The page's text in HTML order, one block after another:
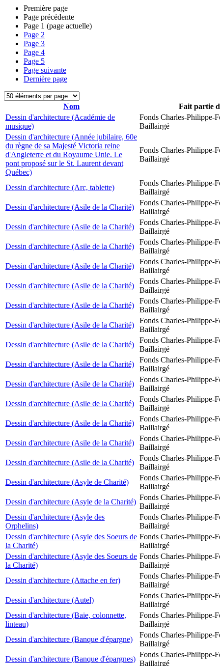
Première page
Page précédente
Page 1 (page actuelle)
Page 2
Page 3
Page 4
Page 5
Page suivante
Dernière page
Nom
Fait partie
Dessin d'architecture (Académie de
musique)
Fonds Charles-Philippe-
Baillairgé
Dessin d'architecture (Année jubilaire, 60e
du règne de sa Majesté Victoria reine
d'Angleterre et du Royaume Unie. Le
pont proposé sur le St. Laurent devant
Québec)
Fonds Charles-Philippe-
Baillairgé
Dessin d'architecture (Arc, tablette)
Fonds Charles-Philippe-
Baillairgé
Dessin d'architecture (Asile de la Charité)
Fonds Charles-Philippe-
Baillairgé
Dessin d'architecture (Asile de la Charité)
Fonds Charles-Philippe-
Baillairgé
Dessin d'architecture (Asile de la Charité)
Fonds Charles-Philippe-
Baillairgé
Dessin d'architecture (Asile de la Charité)
Fonds Charles-Philippe-
Baillairgé
Dessin d'architecture (Asile de la Charité)
Fonds Charles-Philippe-
Baillairgé
Dessin d'architecture (Asile de la Charité)
Fonds Charles-Philippe-
Baillairgé
Dessin d'architecture (Asile de la Charité)
Fonds Charles-Philippe-
Baillairgé
Dessin d'architecture (Asile de la Charité)
Fonds Charles-Philippe-
Baillairgé
Dessin d'architecture (Asile de la Charité)
Fonds Charles-Philippe-
Baillairgé
Dessin d'architecture (Asile de la Charité)
Fonds Charles-Philippe-
Baillairgé
Dessin d'architecture (Asile de la Charité)
Fonds Charles-Philippe-
Baillairgé
Dessin d'architecture (Asile de la Charité)
Fonds Charles-Philippe-
Baillairgé
Dessin d'architecture (Asile de la Charité)
Fonds Charles-Philippe-
Baillairgé
Dessin d'architecture (Asile de la Charité)
Fonds Charles-Philippe-
Baillairgé
Dessin d'architecture (Asyle de Charité)
Fonds Charles-Philippe-
Baillairgé
Dessin d'architecture (Asyle de la Charité)
Fonds Charles-Philippe-
Baillairgé
Dessin d'architecture (Asyle des
Orphelins)
Fonds Charles-Philippe-
Baillairgé
Dessin d'architecture (Asyle des Soeurs de
la Charité)
Fonds Charles-Philippe-
Baillairgé
Dessin d'architecture (Asyle des Soeurs de
la Charité)
Fonds Charles-Philippe-
Baillairgé
Dessin d'architecture (Attache en fer)
Fonds Charles-Philippe-
Baillairgé
Dessin d'architecture (Autel)
Fonds Charles-Philippe-
Baillairgé
Dessin d'architecture (Baie, colonnette,
linteau)
Fonds Charles-Philippe-
Baillairgé
Dessin d'architecture (Banque d'épargne)
Fonds Charles-Philippe-
Baillairgé
Dessin d'architecture (Banque d'épargnes)
Fonds Charles-Philippe-
Baillairgé